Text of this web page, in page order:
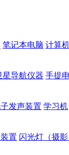
笔记本电脑 计算
星导航仪器 手提
发声装置 学习机
置 闪光灯（摄影